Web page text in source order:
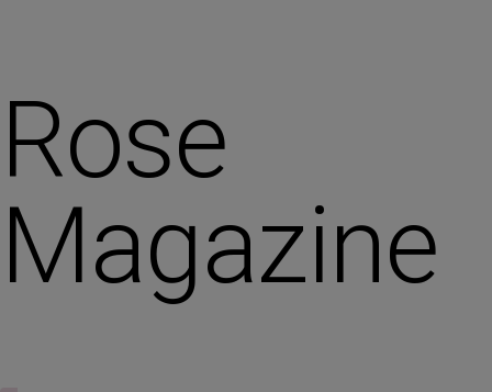
Rose
Magazine